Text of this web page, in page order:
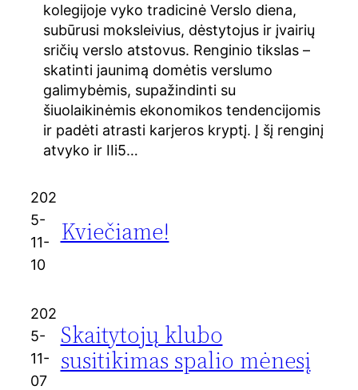
kolegijoje vyko tradicinė Verslo diena,
subūrusi moksleivius, dėstytojus ir įvairių
sričių verslo atstovus. Renginio tikslas –
skatinti jaunimą domėtis verslumo
galimybėmis, supažindinti su
šiuolaikinėmis ekonomikos tendencijomis
ir padėti atrasti karjeros kryptį. Į šį renginį
atvyko ir IIi5…
202
5-
11-
10
Kviečiame!
202
5-
11-
07
Skaitytojų klubo
susitikimas spalio mėnesį